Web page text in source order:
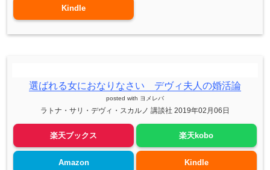
Kindle
選ばれる女におなりなさい デヴィ夫人の婚活論
posted with ヨメレバ
ラトナ・サリ・デヴィ・スカルノ 講談社 2019年02月06日
楽天ブックス 楽天kobo
Amazon Kindle